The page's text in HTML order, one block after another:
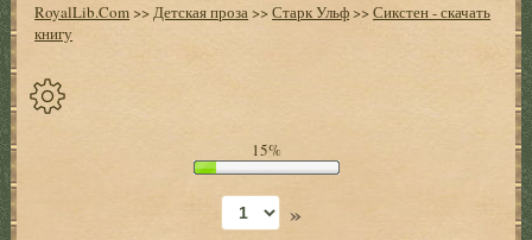
RoyalLib.Com>>Детская проза>>Старк Ульф>>Сикстен - скачать
книгу
15%
»